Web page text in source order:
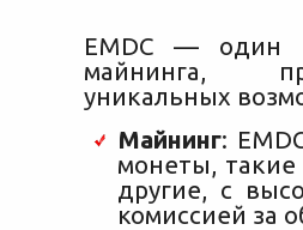
EMDC — один
майнинга,
уникальных
Майнинг:
монеты, такие
другие, с
комиссией за